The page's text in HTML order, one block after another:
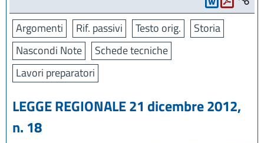
Argomenti Rif. passivi Testo orig.
Storia
Nascondi Note
Schede tecniche
Lavori preparatori
LEGGE REGIONALE 21 dicembre 2012,
n. 18